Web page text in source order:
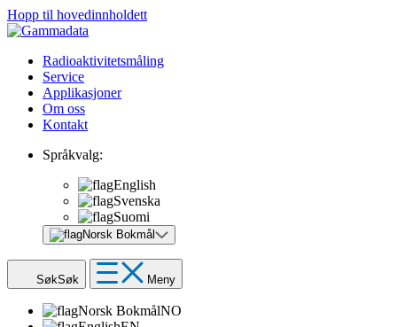
Hopp til hovedinnholdett
Radioaktivitetsmåling
Service
Applikasjoner
Om oss
Kontakt
Språkvalg:
English
Svenska
Suomi
Norsk Bokmål
SøkSøk Meny
Norsk BokmålNO